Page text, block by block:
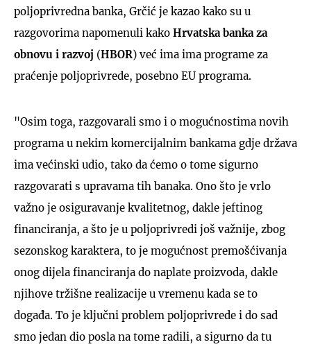
poljoprivredna banka, Grčić je kazao kako su u
razgovorima napomenuli kako Hrvatska banka za
obnovu i razvoj (HBOR) već ima ima programe za
praćenje poljoprivrede, posebno EU programa.
"Osim toga, razgovarali smo i o mogućnostima novih
programa u nekim komercijalnim bankama gdje država
ima većinski udio, tako da ćemo o tome sigurno
razgovarati s upravama tih banaka. Ono što je vrlo
važno je osiguravanje kvalitetnog, dakle jeftinog
financiranja, a što je u poljoprivredi još važnije, zbog
sezonskog karaktera, to je mogućnost premošćivanja
onog dijela financiranja do naplate proizvoda, dakle
njihove tržišne realizacije u vremenu kada se to
događa. To je ključni problem poljoprivrede i do sad
smo jedan dio posla na tome radili, a sigurno da tu